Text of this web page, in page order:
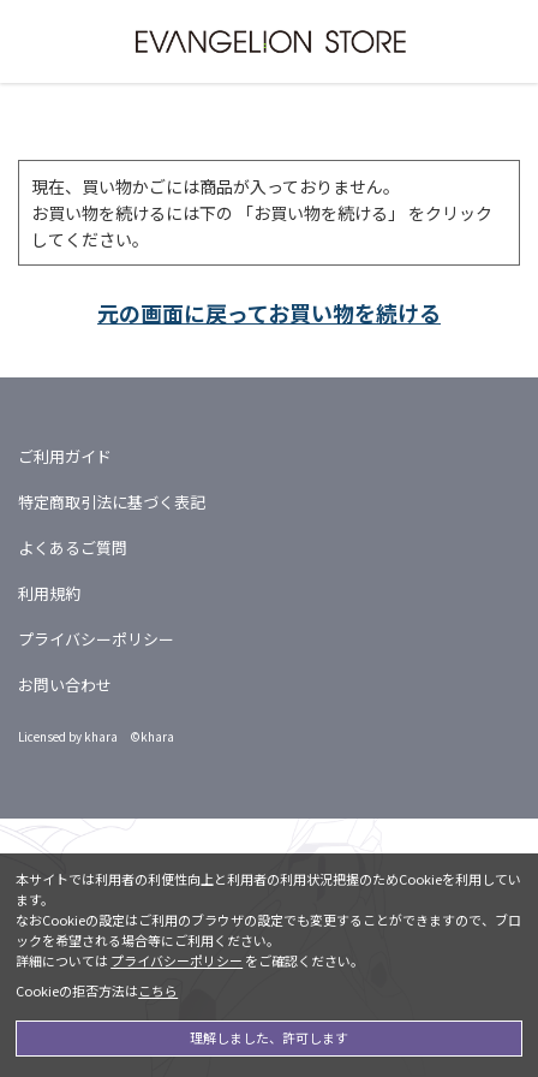
現在、買い物かごには商品が入っておりません。
お買い物を続けるには下の 「お買い物を続ける」 をクリック
してください。
元の画面に戻ってお買い物を続ける
ご利用ガイド
特定商取引法に基づく表記
よくあるご質問
利用規約
プライバシーポリシー
お問い合わせ
Licensed by khara ©khara
本サイトでは利用者の利便性向上と利用者の利用状況把握のためCookieを利用してい
ます。
なおCookieの設定はご利用のブラウザの設定でも変更することができますので、ブロ
ックを希望される場合等にご利用ください。
詳細については プライバシーポリシー をご確認ください。
Cookieの拒否方法はこちら
理解しました、許可します